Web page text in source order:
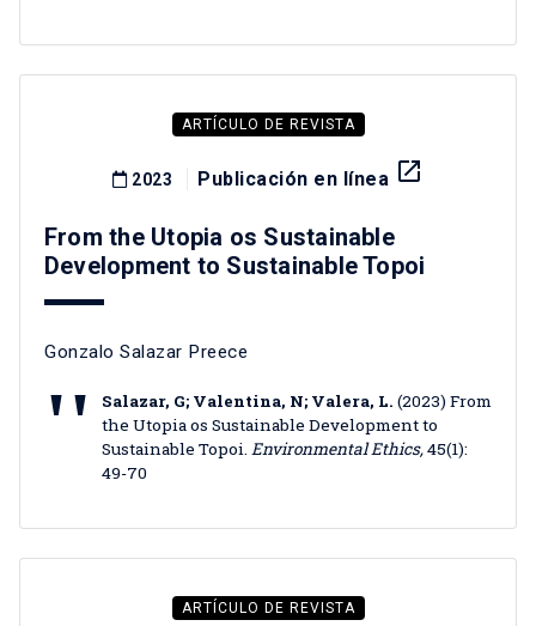
ARTÍCULO DE REVISTA
2023 Publicación en línea launch
From the Utopia os Sustainable
Development to Sustainable Topoi
Gonzalo Salazar Preece
Salazar, G; Valentina, N; Valera, L. (2023) From
the Utopia os Sustainable Development to
Sustainable Topoi. Environmental Ethics,45(1):
49-70
ARTÍCULO DE REVISTA